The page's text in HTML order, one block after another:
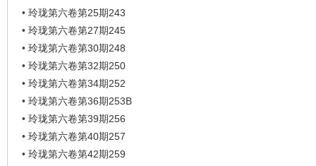
• 玲珑第六卷第25期243
• 玲珑第六卷第27期245
• 玲珑第六卷第30期248
• 玲珑第六卷第32期250
• 玲珑第六卷第34期252
• 玲珑第六卷第36期253B
• 玲珑第六卷第39期256
• 玲珑第六卷第40期257
• 玲珑第六卷第42期259